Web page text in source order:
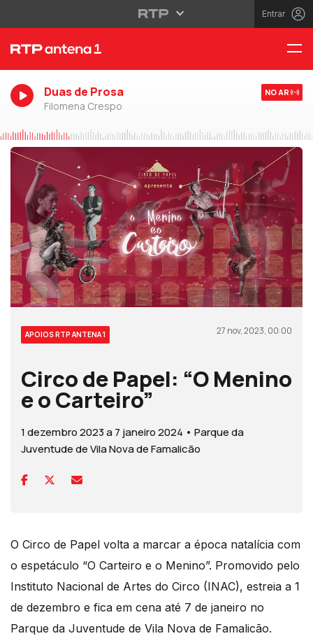
Entrar
Duas de Prosa
Filomena Crespo
NO AR
APOIOS RTP ANTENA 1 27 nov, 2023, 00:00
Circo de Papel: “O Menino
e o Carteiro”
1 dezembro 2023 a 7 janeiro 2024 • Parque da
Juventude de Vila Nova de Famalicão
O Circo de Papel volta a marcar a época natalícia com
o espetáculo “O Carteiro e o Menino”. Promovido pelo
Instituto Nacional de Artes do Circo (INAC), estreia a 1
de dezembro e fica em cena até 7 de janeiro no
Parque da Juventude de Vila Nova de Famalicão.